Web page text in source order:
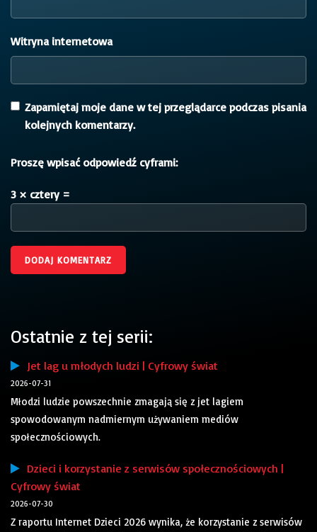
Witryna internetowa
Zapamiętaj moje dane w tej przeglądarce podczas pisania
kolejnych komentarzy.
Proszę wpisać odpowiedź cyframi:
3 × cztery =
Ostatnie z tej serii:
Jet lag u młodych ludzi | Cyfrowy świat
2026-07-31
Młodzi ludzie powszechnie zmagają się z jet lagiem
spowodowanym nadmiernym używaniem mediów
społecznościowych.
Dzieci i korzystanie z serwisów społecznościowych |
Cyfrowy świat
2026-07-30
Z raportu Internet Dzieci 2026 wynika, że korzystanie z serwisów